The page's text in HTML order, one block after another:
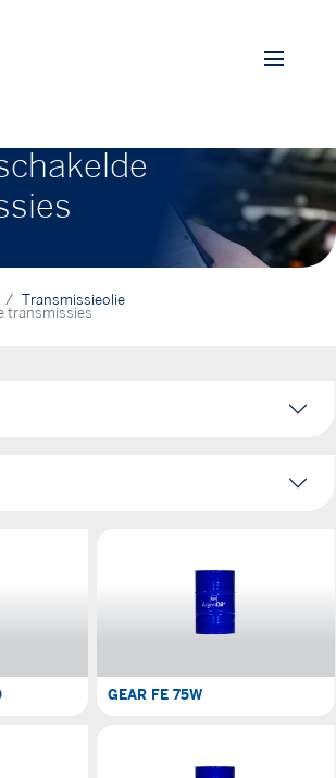
Transmissieolie
transmissies
GEAR FE 75W